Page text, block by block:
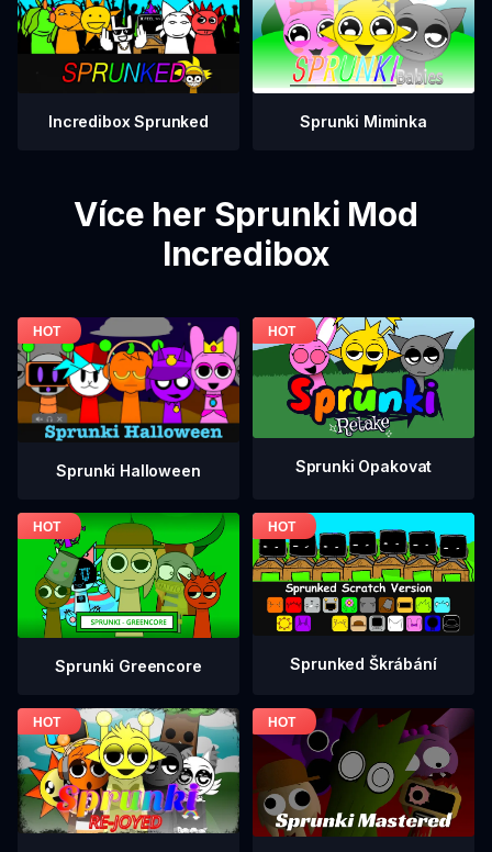
Incredibox Sprunked Sprunki Miminka
Více her Sprunki Mod
Incredibox
Sprunki Halloween Sprunki Opakovat
Sprunki Greencore Sprunked Škrábání